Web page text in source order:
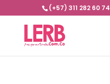
(+57) 311 282 60 74